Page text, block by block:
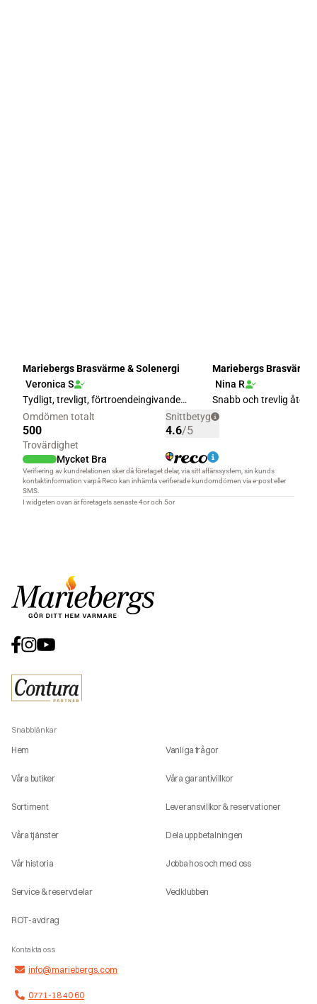
Snabblänkar
Hem
Våra butiker
Sortiment
Våra tjänster
Vår historia
Service & reservdelar
ROT-avdrag
Vanliga frågor
Våra garantivillkor
Leveransvillkor & reservationer
Dela upp betalningen
Jobba hos och med oss
Vedklubben
Kontakta oss
info@mariebergs.com
0771-18 40 60